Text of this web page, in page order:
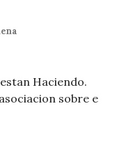
Haciendo.
sobre e